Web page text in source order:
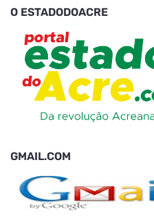
O ESTADODOACRE
GMAIL.COM